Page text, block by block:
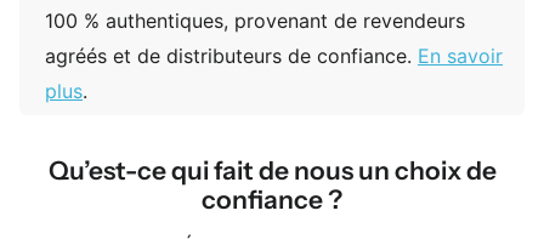
100 % authentiques, provenant de revendeurs
agréés et de distributeurs de confiance. En savoir
plus.
Qu’est-ce qui fait de nous un choix de
confiance ?